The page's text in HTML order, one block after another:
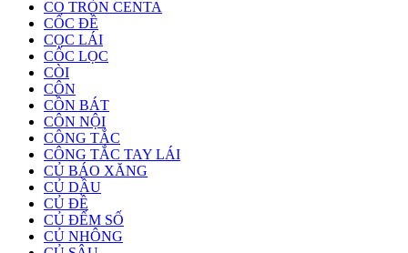
CO TRÒN CENTA
CỐC ĐỀ
CỌC LÁI
CỐC LỌC
CÒI
CÔN
CỒN BÁT
CÔN NỘI
CÔNG TẮC
CÔNG TẮC TAY LÁI
CỦ BÁO XĂNG
CỦ DẦU
CỦ ĐỀ
CỦ ĐẾM SỐ
CỦ NHÔNG